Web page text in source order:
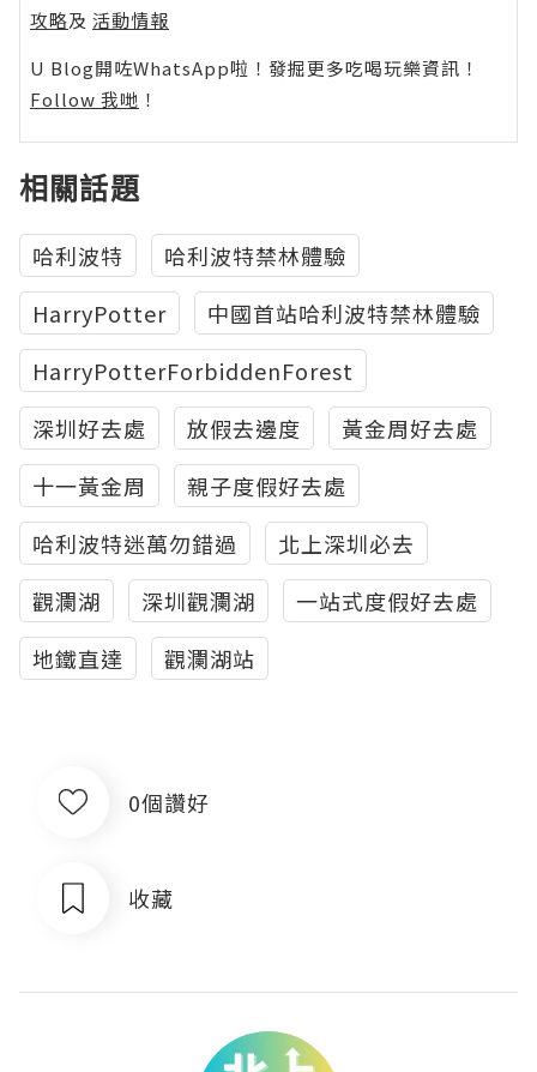
攻略及 活動情報
U Blog開咗WhatsApp啦！發掘更多吃喝玩樂資訊！
Follow 我哋 ！
相關話題
哈利波特
哈利波特禁林體驗
HarryPotter
中國首站哈利波特禁林體驗
HarryPotterForbiddenForest
深圳好去處
放假去邊度
黃金周好去處
十一黃金周
親子度假好去處
哈利波特迷萬勿錯過
北上深圳必去
觀瀾湖
深圳觀瀾湖
一站式度假好去處
地鐵直達
觀瀾湖站
0個讚好
收藏